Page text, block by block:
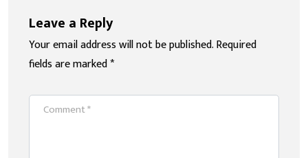
Leave a Reply
Your email address will not be published.Required
fields are marked*